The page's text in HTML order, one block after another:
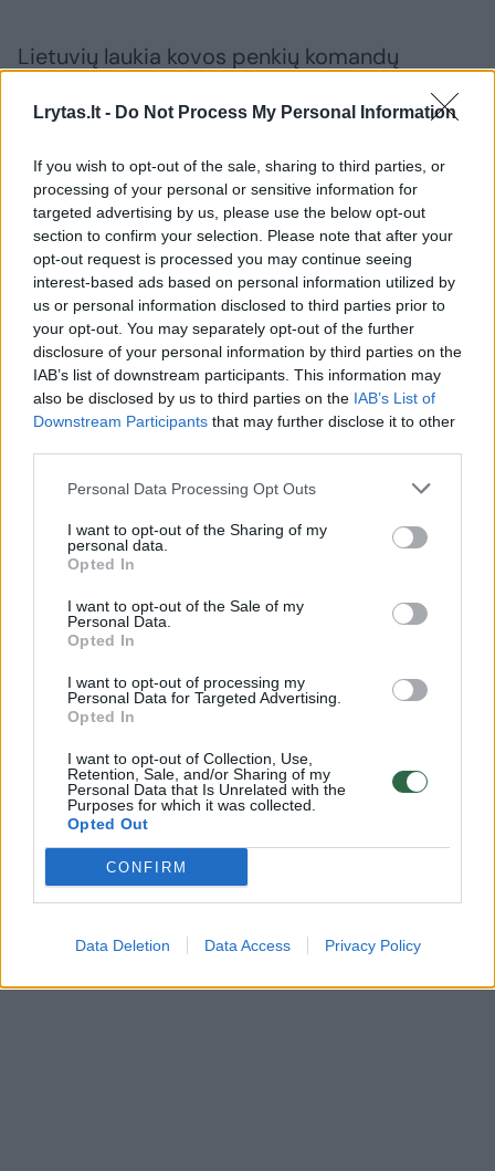
Lrytas.lt - Do Not Process My Personal Information
If you wish to opt-out of the sale, sharing to third parties, or
processing of your personal or sensitive information for
targeted advertising by us, please use the below opt-out
section to confirm your selection. Please note that after your
opt-out request is processed you may continue seeing
interest-based ads based on personal information utilized by
us or personal information disclosed to third parties prior to
your opt-out. You may separately opt-out of the further
disclosure of your personal information by third parties on the
IAB’s list of downstream participants. This information may
also be disclosed by us to third parties on the IAB’s List of
Downstream Participants that may further disclose it to other
Personal Data Processing Opt Outs
I want to opt-out of the Sharing of my
personal data.
Opted In
I want to opt-out of the Sale of my
Personal Data.
Opted In
I want to opt-out of processing my
Personal Data for Targeted Advertising.
Opted In
I want to opt-out of Collection, Use,
Retention, Sale, and/or Sharing of my
Personal Data that Is Unrelated with the
Purposes for which it was collected.
Opted Out
CONFIRM
Data Deletion Data Access Privacy Policy
Lietuvių laukia kovos penkių komandų
grupėje, trenerio teigimu tai yra pozityvus
faktorius.
„Esame mokymosi etape, kur turime kaupti
patirtį, mokytis iš savo klaidų, jų nekartoti,
kuo daugiau rungtynių su pajėgiais varžovais
turėsime, tuo bus geriau“, – pasakojo E.
Jankauskas.
Lietuvos vyrų futbolo rinktinė
Lenkijos vyrų futbolo rinktinė
Komentuoti po šiuo straipsniu
Komentuoti gali tik Lrytas registruoti vartotojai.
Prisijunkite prie registruotų vartotojų
Prisijungti komentatoriams